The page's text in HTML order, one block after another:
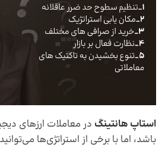
استاپ هانتینگ در معاملات ارزهای
باشد، اما با برخی از استراتژی‌ها